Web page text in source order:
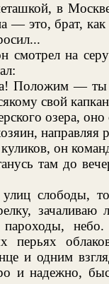
в
это, брат, как
смотрел на
Положим — ты
свой капкан
озера, оно
направляя
он
там до
слободы,
пароходы,
перьях
и одним
и надежно,